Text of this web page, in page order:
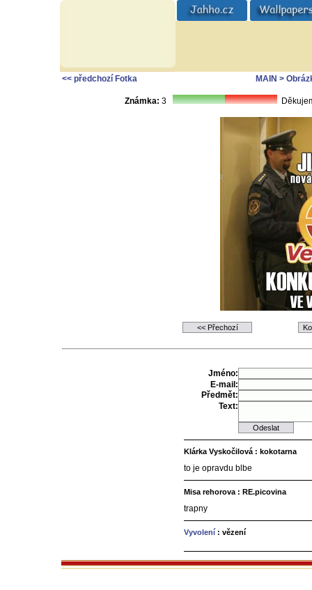
<< předchozí Fotka MAIN >
Známka: 3
Jméno:
E-mail:
Předmět:
Text:
Klárka Vyskočilová : kokotarna
to je opravdu blbe
Misa rehorova : RE.picovina
trapny
Vyvolení : vězení